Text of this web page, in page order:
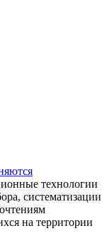
технологии
систематизации
на территории